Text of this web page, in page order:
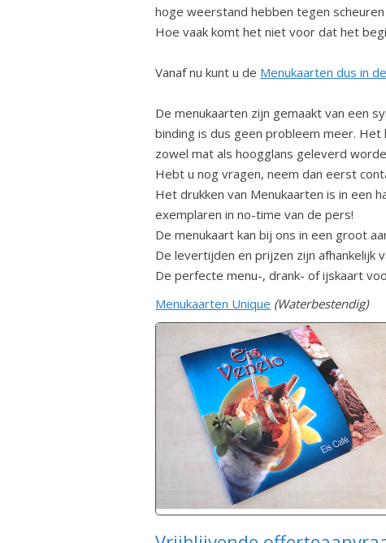
hoge weerstand hebben tegen scheuren
Hoe vaak komt het niet voor dat het
Vanaf nu kunt u de Menukaarten dus in
De menukaarten zijn gemaakt van een
binding is dus geen probleem meer.
zowel mat als hoogglans geleverd
Hebt u nog vragen, neem dan eerst
Het drukken van Menukaarten is in een
exemplaren in no-time van de pers!
De menukaart kan bij ons in een groot
De levertijden en prijzen zijn afhankelijk
De perfecte menu-, drank- of ijskaart
Menukaarten Unique (Waterbestendig)